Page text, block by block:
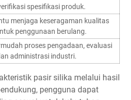
spesifikasi produk.
menjaga keseragaman kualitas
penggunaan berulang.
proses pengadaan, evaluasi
administrasi industri.
pasir silika melalui hasil
pengguna dapat